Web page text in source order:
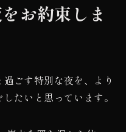
お約束しま
ごす特別な夜を、より
たいと思っています。